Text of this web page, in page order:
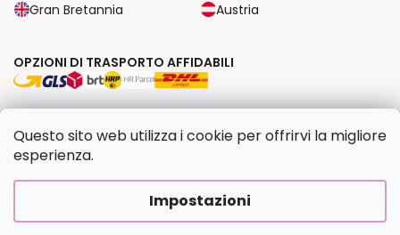
Questo sito web utilizza i cookie per offrirvi la migliore
esperienza.
Impostazioni
Gran Bretannia
Austria
OPZIONI DI TRASPORTO AFFIDABILI
Creato da Shoptet Premium|UpraviloFV STUDIO
Copyright 2026Dipingilo.it. Tutti i diritti riservati.